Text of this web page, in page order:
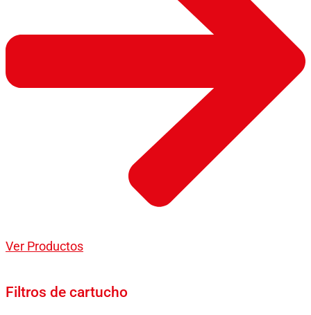
Ver Productos
Filtros de cartucho